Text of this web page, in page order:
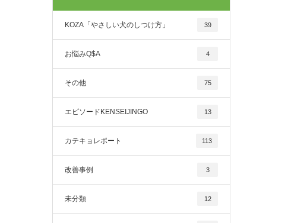
KOZA「やさしい犬のしつけ方」 39
お悩みQ$A 4
その他 75
エピソードKENSEIJINGO 13
カテキョレポート 113
改善事例 3
未分類 12